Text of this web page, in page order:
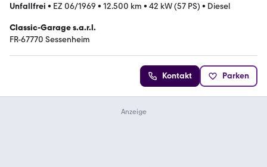
Unfallfrei • EZ 06/1969 • 12.500 km • 42 kW (57 PS) • Diesel
Classic-Garage s.a.r.l.
FR-67770 Sessenheim
Kontakt Parken